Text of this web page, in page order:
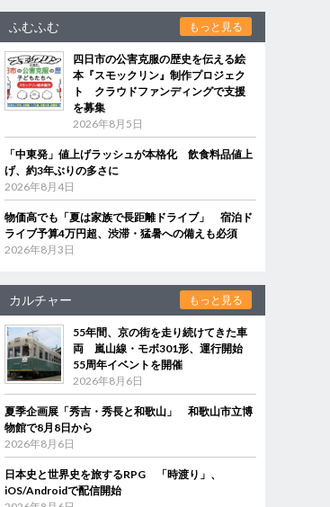
ふむふむ もっと見る
四日市の公害克服の歴史を伝える絵
本『スモックリン』制作プロジェク
ト クラウドファンディングで支援
を募集
2026年8月5日
「中東発」値上げラッシュが本格化 飲食料品値上
げ、約3年ぶりの多さに
2026年8月4日
物価高でも「夏は家族で長距離ドライブ」 宿泊ド
ライブ予算4万円超、渋滞・猛暑への備えも必須
2026年8月3日
カルチャー もっと見る
55年間、京の街を走り続けてきた車
両 嵐山線・モボ301形、運行開始
55周年イベントを開催
2026年8月6日
夏季企画展「秀吉・秀長と和歌山」 和歌山市立博
物館で8月8日から
2026年8月6日
日本史と世界史を旅するRPG 「時渡り」、
iOS/Androidで配信開始